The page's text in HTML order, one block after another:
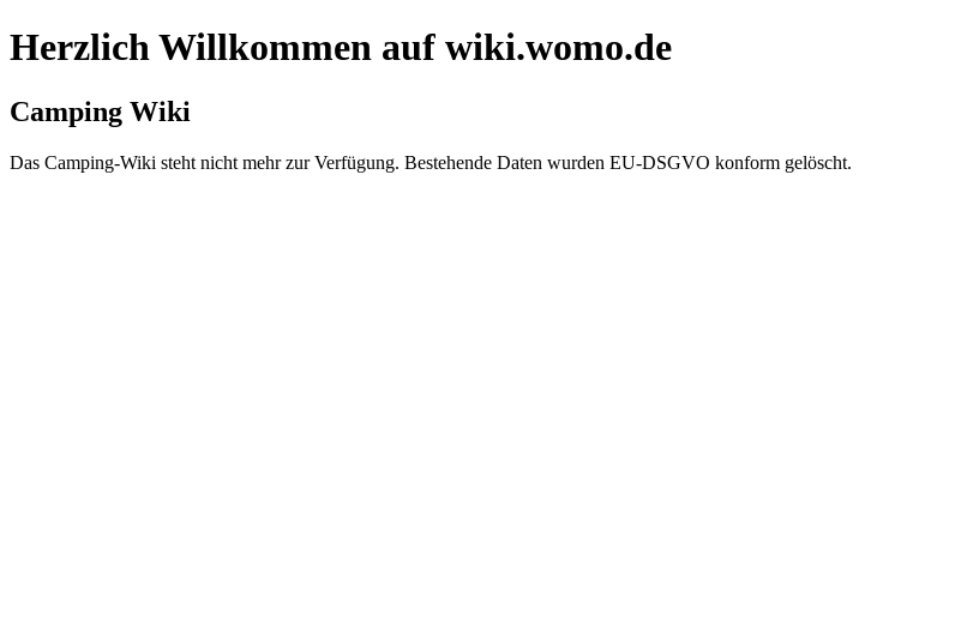
Herzlich Willkommen auf wiki.womo.de
Camping Wiki
Das Camping-Wiki steht nicht mehr zur Verfügung. Bestehende Daten wurden EU-DSGVO konform gelöscht.